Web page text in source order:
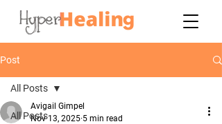
Post
All Posts
All Posts
Avigail Gimpel
Nov 13, 2025 5 min read